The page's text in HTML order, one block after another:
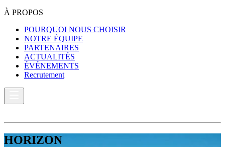
À PROPOS
POURQUOI NOUS CHOISIR
NOTRE ÉQUIPE
PARTENAIRES
ACTUALITÉS
ÉVÉNEMENTS
Recrutement
HORIZON